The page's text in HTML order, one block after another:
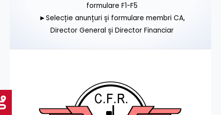
formulare F1-F5
►Selecție anunțuri și formulare membri CA,
Director General și Director Financiar